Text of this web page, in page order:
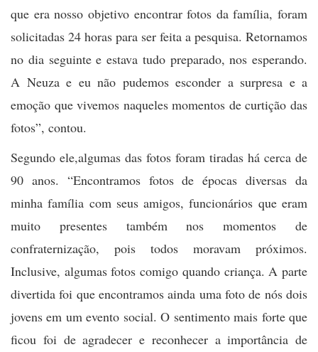
que era nosso objetivo encontrar fotos da família, foram
solicitadas 24 horas para ser feita a pesquisa. Retornamos
no dia seguinte e estava tudo preparado, nos esperando.
A Neuza e eu não pudemos esconder a surpresa e a
emoção que vivemos naqueles momentos de curtição das
fotos”, contou.
Segundo ele,algumas das fotos foram tiradas há cerca de
90 anos. “Encontramos fotos de épocas diversas da
minha família com seus amigos, funcionários que eram
muito presentes também nos momentos de
confraternização, pois todos moravam próximos.
Inclusive, algumas fotos comigo quando criança. A parte
divertida foi que encontramos ainda uma foto de nós dois
jovens em um evento social. O sentimento mais forte que
ficou foi de agradecer e reconhecer a importância de